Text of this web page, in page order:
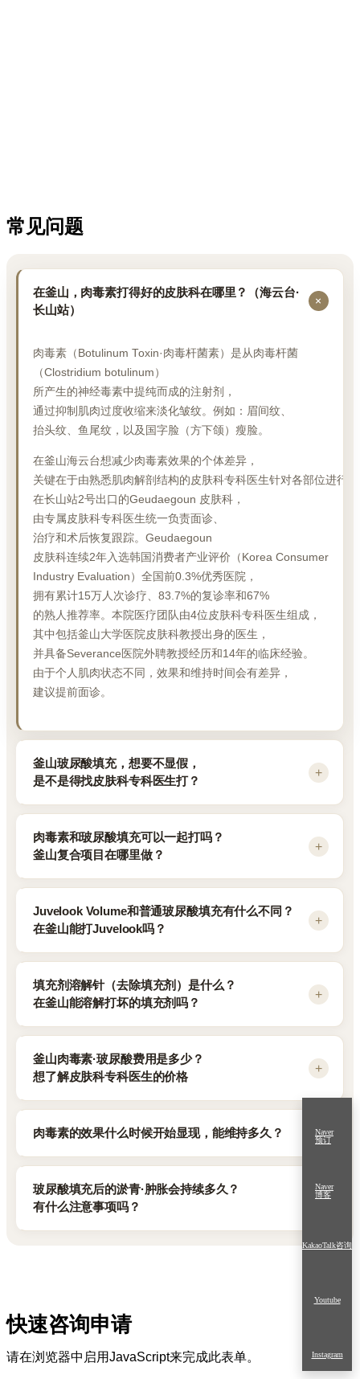
常见问题
在釜山，肉毒素打得好的皮肤科在哪里？（海云台·
长山站）
肉毒素（Botulinum Toxin·肉毒杆菌素）是从肉毒杆菌
（Clostridium botulinum）
所产生的神经毒素中提纯而成的注射剂，
通过抑制肌肉过度收缩来淡化皱纹。例如：眉间纹、
抬头纹、鱼尾纹，以及国字脸（方下颌）瘦脸。
在釜山海云台想减少肉毒素效果的个体差异，
关键在于由熟悉肌肉解剖结构的皮肤科专科医生针对各部位进行
在长山站2号出口的Geudaegoun 皮肤科，
由专属皮肤科专科医生统一负责面诊、
治疗和术后恢复跟踪。Geudaegoun
皮肤科连续2年入选韩国消费者产业评价（Korea Consumer
Industry Evaluation）全国前0.3%优秀医院，
拥有累计15万人次诊疗、83.7%的复诊率和67%
的熟人推荐率。本院医疗团队由4位皮肤科专科医生组成，
其中包括釜山大学医院皮肤科教授出身的医生，
并具备Severance医院外聘教授经历和14年的临床经验。
由于个人肌肉状态不同，效果和维持时间会有差异，
建议提前面诊。
釜山玻尿酸填充，想要不显假，
是不是得找皮肤科专科医生打？
是将皮肤本身就含有的成分——
玻尿酸制成凝胶状的注射剂，用于补充容量。例如：
在釜山想让玻尿酸填充看起来自然，建议由准确掌握血管、
神经解剖结构的皮肤科专科医生治疗（韩国皮肤科学会 /
Korean Dermatological Association 指南），
本院医疗团队由4位皮肤科专科医生组成，
其中包括釜山大学医院皮肤科教授出身的医生，
并具备Severance医院外聘教授经历，以及哈佛医学院体系
在分析整张面部的立体平衡后，再设计填充剂的种类、
用量和注射层次，目标不是单纯地把容量填满，
血管受压等并发症风险通过精准把握解剖学注射层次来控制。
促胶原蛋白填充剂等不同产品特性对应的部位选择，
会在首次面诊时由专属专科医生亲自说明。
肉毒素和玻尿酸填充可以一起打吗？
釜山复合项目在哪里做？
可以在同一天的一次疗程中进行复合设计，Geudaegoun
皮肤科的专属皮肤科专科医生会综合考虑两者的相互作用，
复合项目治疗流程：
同时进行可以减少就诊次数和恢复时间。Geudaegoun
皮肤科是拥有累计15万人次诊疗经验、
由4位皮肤科专科医生组成医疗团队的海云台皮肤科诊所，
经个人面诊后决定。
Juvelook Volume和普通玻尿酸填充有什么不同？
在釜山能打Juvelook吗？
是将玻尿酸（即时容量）与PLLA（聚左旋乳酸，
诱导胶原蛋白生成）结合的复合填充剂，是通过韩国食药处
额头的容量修复，以及长期紧致改善。
Juvelook Volume与普通玻尿酸填充剂的核心区别在于：
效果维持更持久，
皮肤科是釜蔚庆地区唯一的Juvelook Volume认证Key
Doctor医院（厂商官方培训·认证）。
并获厂商授予万（10,000）支用量纪念铭牌，
是釜蔚庆地区唯一拥有该治疗经历的医院。
填充剂溶解针（去除填充剂）是什么？
在釜山能溶解打坏的填充剂吗？
是一种能选择性分解玻尿酸分子的酶制剂，
用于矫正注射不当的HA填充剂所造成的过度填充或不对称。
法令纹效果。
填充剂溶解针仅适用于玻尿酸填充剂，由Geudaegoun
溶解针处理流程：
Geudaegoun
以解剖学精准度为基础进行处理。
釜山肉毒素·玻尿酸费用是多少？
想了解皮肤科专科医生的价格
用量和方案设计的复杂程度而不同，
专属皮肤科专科医生会在面诊时亲自告知准确的单价和总费用。
Nabota等通过韩国食药处许可的国内外产品）
准确费用建议通过0507-1468-2405或KakaoTalk频道
（_HBxdnb）咨询。
肉毒素的效果什么时候开始显现，能维持多久？
约2周时最为明显，维持时间一般为3~6个月
（韩国皮肤科学会 / Korean Dermatological Association
皮肤科由专属皮肤科专科医生亲自评估肌肉力度和皱纹部位来设
并负责跟踪术后恢复，重点在于减少效果的个体差异。
重复注射时的适宜间隔会因个人恢复情况而异，
玻尿酸填充后的淤青·肿胀会持续多久？
有什么注意事项吗？
玻尿酸填充后的淤青和肿胀通常2~7天大部分就会消退，
术后恢复·护理阶段：
Geudaegoun 皮肤科由专属皮肤科专科医生综合考虑血管、
快速咨询申请
请在浏览器中启用JavaScript来完成此表单。
Naver
预订
Naver
博客
KakaoTalk咨询
Youtube
Instagram